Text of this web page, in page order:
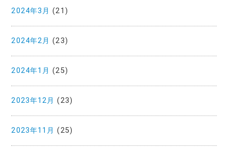
2024年3月 (21)
2024年2月 (23)
2024年1月 (25)
2023年12月 (23)
2023年11月 (25)